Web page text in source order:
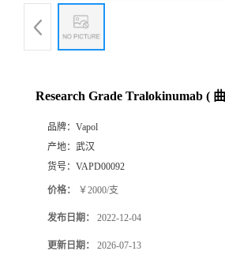
Research Grade Tralokinumab (
品牌： Vapol
产地： 武汉
货号： VAPD00092
价格： ￥2000/支
发布日期： 2022-12-04
更新日期： 2026-07-13